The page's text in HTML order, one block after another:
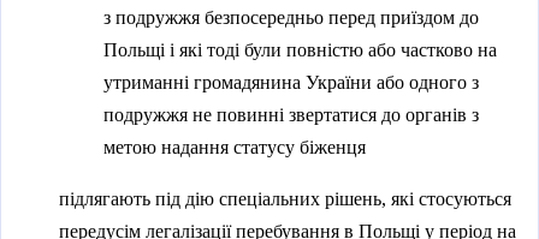
з подружжя безпосередньо перед приїздом до
Польщі і які тоді були повністю або частково на
утриманні громадянина України або одного з
подружжя не повинні звертатися до органів з
метою надання статусу біженця
підлягають під дію спеціальних рішень, які стосуються
передусім легалізації перебування в Польщі у період на